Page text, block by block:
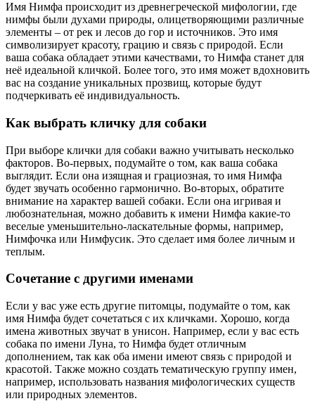
Имя Нимфа происходит из древнегреческой мифологии, где
нимфы были духами природы, олицетворяющими различные
элементы – от рек и лесов до гор и источников. Это имя
символизирует красоту, грацию и связь с природой. Если
ваша собака обладает этими качествами, то Нимфа станет для
неё идеальной кличкой. Более того, это имя может вдохновить
вас на создание уникальных прозвищ, которые будут
подчеркивать её индивидуальность.
Как выбрать кличку для собаки
При выборе клички для собаки важно учитывать несколько
факторов. Во-первых, подумайте о том, как ваша собака
выглядит. Если она изящная и грациозная, то имя Нимфа
будет звучать особенно гармонично. Во-вторых, обратите
внимание на характер вашей собаки. Если она игривая и
любознательная, можно добавить к имени Нимфа какие-то
веселые уменьшительно-ласкательные формы, например,
Нимфочка или Нимфусик. Это сделает имя более личным и
теплым.
Сочетание с другими именами
Если у вас уже есть другие питомцы, подумайте о том, как
имя Нимфа будет сочетаться с их кличками. Хорошо, когда
имена животных звучат в унисон. Например, если у вас есть
собака по имени Луна, то Нимфа будет отличным
дополнением, так как оба имени имеют связь с природой и
красотой. Также можно создать тематическую группу имен,
например, использовать названия мифологических существ
или природных элементов.